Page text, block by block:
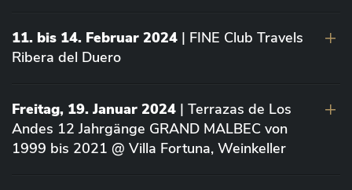
11. bis 14. Februar 2024 | FINE Club Travels
Ribera del Duero
Freitag, 19. Januar 2024 | Terrazas de Los
Andes 12 Jahrgänge GRAND MALBEC von
1999 bis 2021 @ Villa Fortuna, Weinkeller